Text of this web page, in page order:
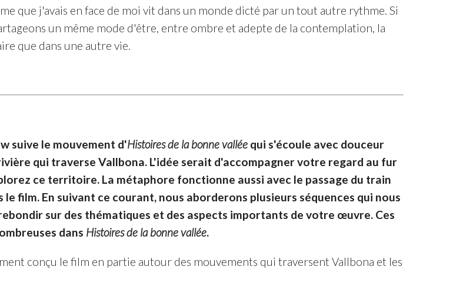
que j'avais en face de moi vit dans un monde dicté par un tout autre rythme. Si
un même mode d'être, entre ombre et adepte de la contemplation, la
que dans une autre vie.
suive le mouvement d'Histoires de la bonne valléequi s'écoule avec douceur
qui traverse Vallbona. L'idée serait d'accompagner votre regard au fur
ce territoire. La métaphore fonctionne aussi avec le passage du train
film. En suivant ce courant, nous aborderons plusieurs séquences qui nous
sur des thématiques et des aspects importants de votre œuvre. Ces
dans Histoires de la bonne vallée.
conçu le film en partie autour des mouvements qui traversent Vallbona et les